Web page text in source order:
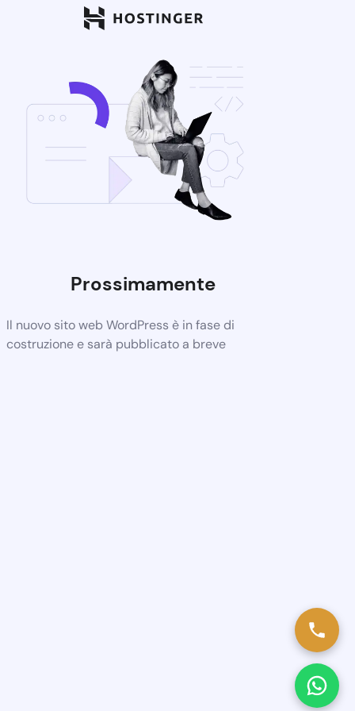
Prossimamente
Il nuovo sito web WordPress è in fase di
costruzione e sarà pubblicato a breve